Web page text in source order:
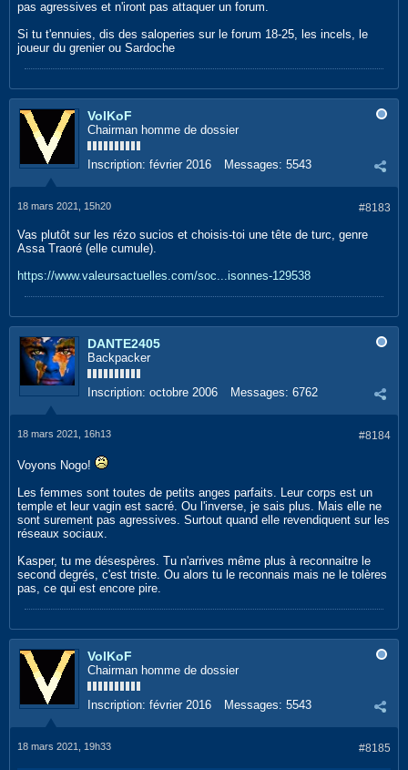
pas agressives et n'iront pas attaquer un forum.
Si tu t'ennuies, dis des saloperies sur le forum 18-25, les incels, le
joueur du grenier ou Sardoche
VolKoF
Chairman homme de dossier
Inscription: février 2016 Messages: 5543
#8183
18 mars 2021, 15h20
Vas plutôt sur les rézo sucios et choisis-toi une tête de turc, genre
Assa Traoré (elle cumule).
https://www.valeursactuelles.com/soc...isonnes-129538
DANTE2405
Backpacker
Inscription: octobre 2006 Messages: 6762
#8184
18 mars 2021, 16h13
Voyons Nogo!
Les femmes sont toutes de petits anges parfaits. Leur corps est un
temple et leur vagin est sacré. Ou l'inverse, je sais plus. Mais elle ne
sont surement pas agressives. Surtout quand elle revendiquent sur les
réseaux sociaux.
Kasper, tu me désespères. Tu n'arrives même plus à reconnaitre le
second degrés, c'est triste. Ou alors tu le reconnais mais ne le tolères
pas, ce qui est encore pire.
VolKoF
Chairman homme de dossier
Inscription: février 2016 Messages: 5543
#8185
18 mars 2021, 19h33